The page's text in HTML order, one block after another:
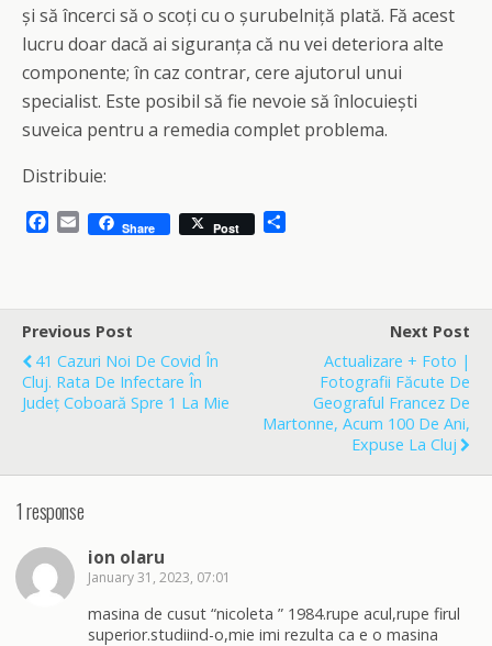
și să încerci să o scoți cu o șurubelniță plată. Fă acest
lucru doar dacă ai siguranța că nu vei deteriora alte
componente; în caz contrar, cere ajutorul unui
specialist. Este posibil să fie nevoie să înlocuiești
suveica pentru a remedia complet problema.
Distribuie:
b
o
o
k
E
m
l
Share Post
e
Previous Post
41 Cazuri Noi De Covid În
Cluj. Rata De Infectare În
Județ Coboară Spre 1 La Mie
Next Post
Actualizare + Foto |
Fotografii Făcute De
Geograful Francez De
Martonne, Acum 100 De Ani,
Expuse La Cluj
1 response
ion olaru
January 31, 2023, 07:01
masina de cusut “nicoleta ” 1984.rupe acul,rupe firul
superior.studiind-o,mie imi rezulta ca e o masina